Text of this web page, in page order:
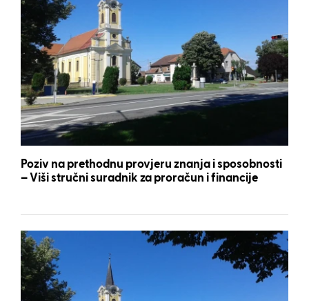
Poziv na prethodnu provjeru znanja i sposobnosti
– Viši stručni suradnik za proračun i financije